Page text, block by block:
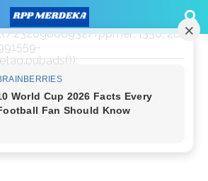
|| {cmd: []};
{
23209888932/rppmer', [336, 280],
});